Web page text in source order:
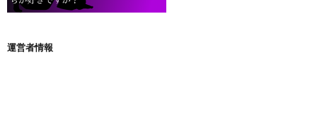
運営者情報